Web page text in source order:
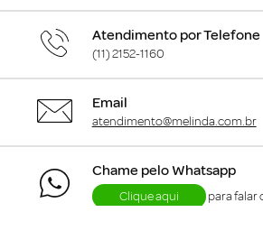
Atendimento por Telefone
(11) 2152-1160
Email
atendimento@melinda.com.br
Chame pelo Whatsapp
Clique aqui para falar